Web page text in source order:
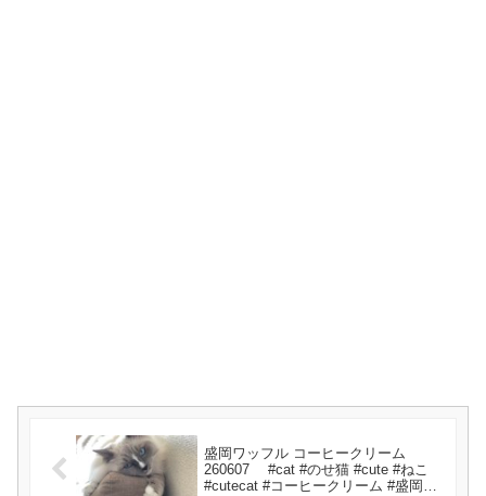
盛岡ワッフル コーヒークリーム
260607 #cat #のせ猫 #cute #ねこ
#cutecat #コーヒークリーム #盛岡ワ